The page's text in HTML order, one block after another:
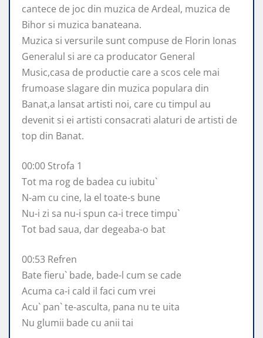
cantece de joc din muzica de Ardeal, muzica de
Bihor si muzica banateana.
Muzica si versurile sunt compuse de Florin Ionas
Generalul si are ca producator General
Music,casa de productie care a scos cele mai
frumoase slagare din muzica populara din
Banat,a lansat artisti noi, care cu timpul au
devenit si ei artisti consacrati alaturi de artisti de
top din Banat.
00:00 Strofa 1
Tot ma rog de badea cu iubitu`
N-am cu cine, la el toate-s bune
Nu-i zi sa nu-i spun ca-i trece timpu`
Tot bad saua, dar degeaba-o bat
00:53 Refren
Bate fieru` bade, bade-l cum se cade
Acuma ca-i cald il faci cum vrei
Acu` pan` te-asculta, pana nu te uita
Nu glumii bade cu anii tai